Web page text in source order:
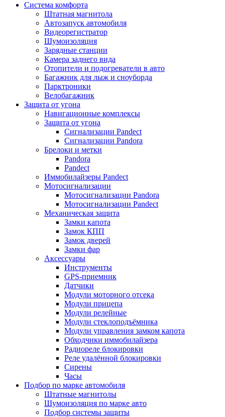
Система комфорта
Штатная магнитола
Автозапуск автомобиля
Видеорегистратор
Шумоизоляция
Зарядные станции
Камера заднего вида
Отопители и подогреватели в авто
Багажник для лыж и сноуборда
Парктроники
Велобагажник
Защита от угона
Навигационные комплексы
Защита от угона
Сигнализации Pandect
Сигнализации Pandora
Брелоки и метки
Pandora
Pandect
Иммобилайзеры Pandect
Мотосигнализации
Мотосигнализации Pandora
Мотосигнализации Pandect
Механическая защита
Замки капота
Замок КПП
Замок дверей
Замки фар
Аксессуары
Инструменты
GPS-приемник
Датчики
Модули моторного отсека
Модули прицепа
Модули релейные
Модули стеклоподъёмника
Модули управления замком капота
Обходчики иммобилайзера
Радиореле блокировки
Реле удалённой блокировки
Сирены
Часы
Подбор по марке автомобиля
Штатные магнитолы
Шумоизоляция по марке авто
Подбор системы защиты